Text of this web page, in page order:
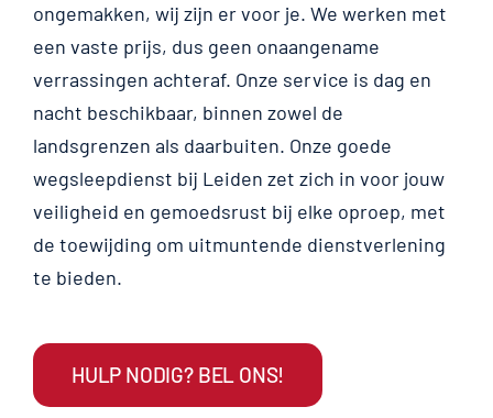
ongemakken, wij zijn er voor je. We werken met
een vaste prijs, dus geen onaangename
verrassingen achteraf. Onze service is dag en
nacht beschikbaar, binnen zowel de
landsgrenzen als daarbuiten. Onze goede
wegsleepdienst bij Leiden zet zich in voor jouw
veiligheid en gemoedsrust bij elke oproep, met
de toewijding om uitmuntende dienstverlening
te bieden.
HULP NODIG? BEL ONS!